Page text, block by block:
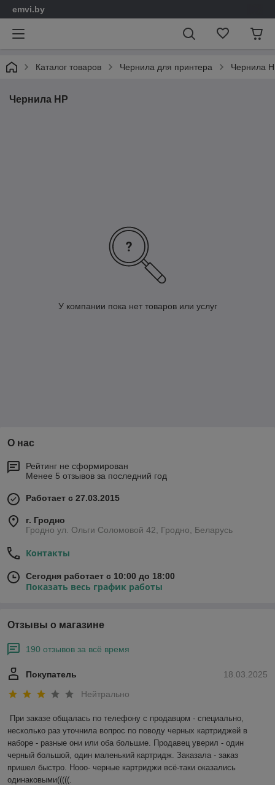
emvi.by
Каталог товаров Чернила для принтера Чернила
Чернила HP
У компании пока нет товаров или услуг
О нас
Рейтинг не сформирован
Менее 5 отзывов за последний год
Работает с 27.03.2015
г. Гродно
Гродно ул. Ольги Соломовой 42, Гродно, Беларусь
Контакты
Сегодня работает с 10:00 до 18:00
Показать весь график работы
Отзывы о магазине
190 отзывов за всё время
18.03.2025
Покупатель
Нейтрально
При заказе общалась по телефону с продавцом - специально,
несколько раз уточнила вопрос по поводу черных картриджей в
наборе - разные они или оба большие. Продавец уверил - один
черный большой, один маленький картридж. Заказала - заказ
пришел быстро. Нооо- черные картриджи всё-таки оказались
одинаковыми(((((.